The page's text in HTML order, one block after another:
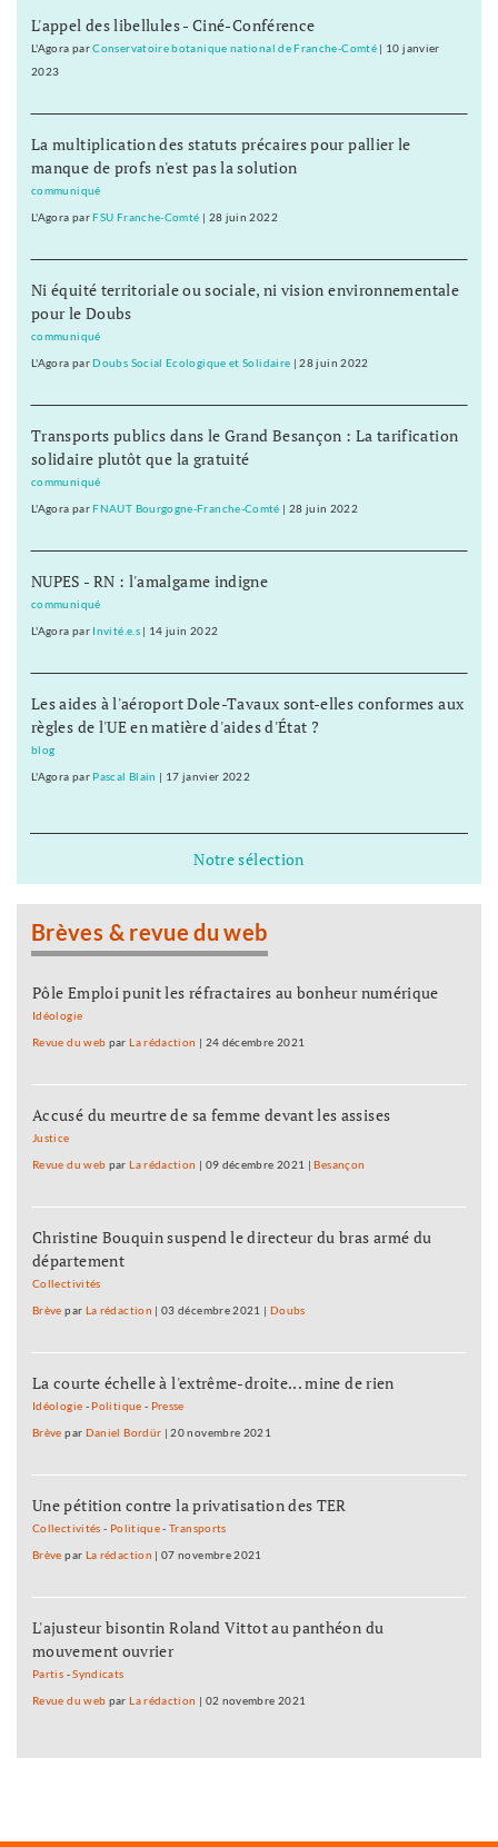
L'appel des libellules - Ciné-Conférence
L'Agora parConservatoire botanique national de Franche-Comté| 10 janvier
2023
La multiplication des statuts précaires pour pallier le
manque de profs n'est pas la solution
communiqué
L'Agora parFSU Franche-Comté | 28 juin 2022
Ni équité territoriale ou sociale, ni vision environnementale
pour le Doubs
communiqué
L'Agora parDoubs Social Ecologique et Solidaire |28 juin 2022
Transports publics dans le Grand Besançon : La tarification
solidaire plutôt que la gratuité
communiqué
L'Agora parFNAUT Bourgogne-Franche-Comté | 28 juin 2022
NUPES - RN : l'amalgame indigne
communiqué
L'Agora par Invité.e.s| 14 juin 2022
Les aides à l'aéroport Dole-Tavaux sont-elles conformes aux
règles de l'UE en matière d'aides d'État ?
blog
L'Agora par Pascal Blain | 17 janvier 2022
Notre sélection
Brèves & revue du web
Pôle Emploi punit les réfractaires au bonheur numérique
Idéologie
Revue du web parLa rédaction | 24 décembre 2021
Accusé du meurtre de sa femme devant les assises
Justice
Revue du web parLa rédaction | 09 décembre 2021 |Besançon
Christine Bouquin suspend le directeur du bras armé du
département
Collectivités
Brève par La rédaction |03 décembre 2021 | Doubs
La courte échelle à l'extrême-droite... mine de rien
Idéologie - Politique - Presse
Brève par Daniel Bordür |20 novembre 2021
Une pétition contre la privatisation des TER
Collectivités - Politique-Transports
Brève par La rédaction |07 novembre 2021
L'ajusteur bisontin Roland Vittot au panthéon du
mouvement ouvrier
Partis -Syndicats
Revue du web parLa rédaction | 02 novembre 2021